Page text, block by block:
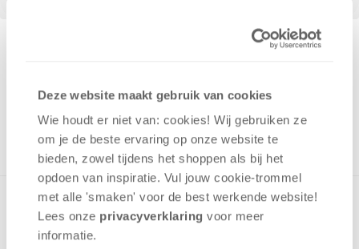
Deze website maakt gebruik van cookies
Wie houdt er niet van: cookies! Wij gebruiken ze
om je de beste ervaring op onze website te
bieden, zowel tijdens het shoppen als bij het
opdoen van inspiratie. Vul jouw cookie-trommel
met alle 'smaken' voor de best werkende website​!
Lees onze privacyverklaring voor meer
informatie.
ONTVANG 40 OVERWINNINGSPUNTEN
UIT HET ASSORTIMENT
Puzzel met een leuke kleurrijke afbeelding van Disney Cars,
Takel op avontuur in de lucht!Deze puzzel is gemaakt van
stevig dik karton en heeft 100 stukjes die perfect passen.